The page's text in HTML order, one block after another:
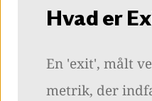
Hvad er
En 'exit', målt
metrik, der